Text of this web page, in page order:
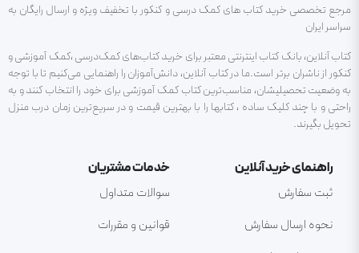
مرجع تخصصی خرید کتاب های کمک درسی و کنکور با تخفیف ویژه و ارسال رایگان به
سراسر ایران
کتاب آنلاین، بانک کتاب اینترنتی معتبر برای خرید کتاب‌های کمک‌درسی ،کمک آموزشی و
کنکور از ناشران برتر است.ما در کتاب آنلاین، دانش‌آموزان را راهنمایی می‌کنیم تا با توجه
به وضعیت تحصیلیشان، مناسب‌ترین کتاب کمک آموزشی برای خود را انتخاب کنند و به
راحتی و با چند کلیک ساده ، کتابها را با بهترین قیمت و در سریع‌ترین زمان درب منزل
تحویل بگیرند.
راهنمای خرید آنلاین
ثبت سفارش
نحوه ارسال سفارش
خدمات مشتریان
سوالات متداول
قوانین و مقررات